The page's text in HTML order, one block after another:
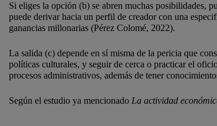
Si eliges la opción (b) se abren muchas posibilidades,
puede derivar hacia un perfil de creador con una
ganancias millonarias (Pérez Colomé, 2022).
La salida (c) depende en sí misma de la pericia que
políticas culturales, y seguir de cerca o practicar el
procesos administrativos, además de tener
Según el estudio ya mencionado La actividad